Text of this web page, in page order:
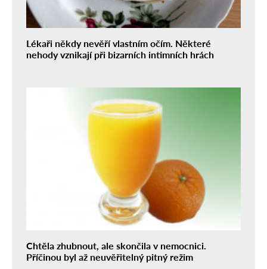
Lékaři někdy nevěří vlastním očím. Některé
nehody vznikají při bizarních intimních hrách
Chtěla zhubnout, ale skončila v nemocnici.
Příčinou byl až neuvěřitelný pitný režim